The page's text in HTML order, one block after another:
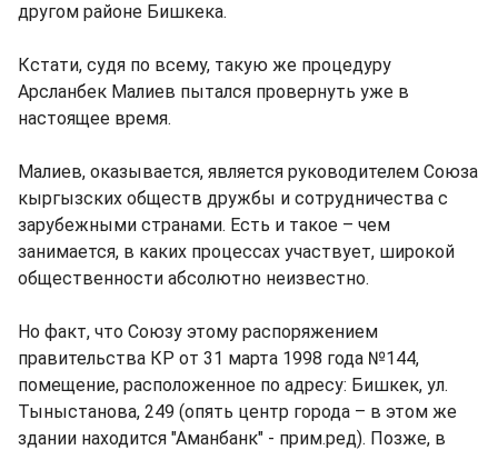
другом районе Бишкека.
Кстати, судя по всему, такую же процедуру
Арсланбек Малиев пытался провернуть уже в
настоящее время.
Малиев, оказывается, является руководителем Союза
кыргызских обществ дружбы и сотрудничества с
зарубежными странами. Есть и такое – чем
занимается, в каких процессах участвует, широкой
общественности абсолютно неизвестно.
Но факт, что Союзу этому распоряжением
правительства КР от 31 марта 1998 года №144,
помещение, расположенное по адресу: Бишкек, ул.
Тыныстанова, 249 (опять центр города – в этом же
здании находится "Аманбанк" - прим.ред). Позже, в